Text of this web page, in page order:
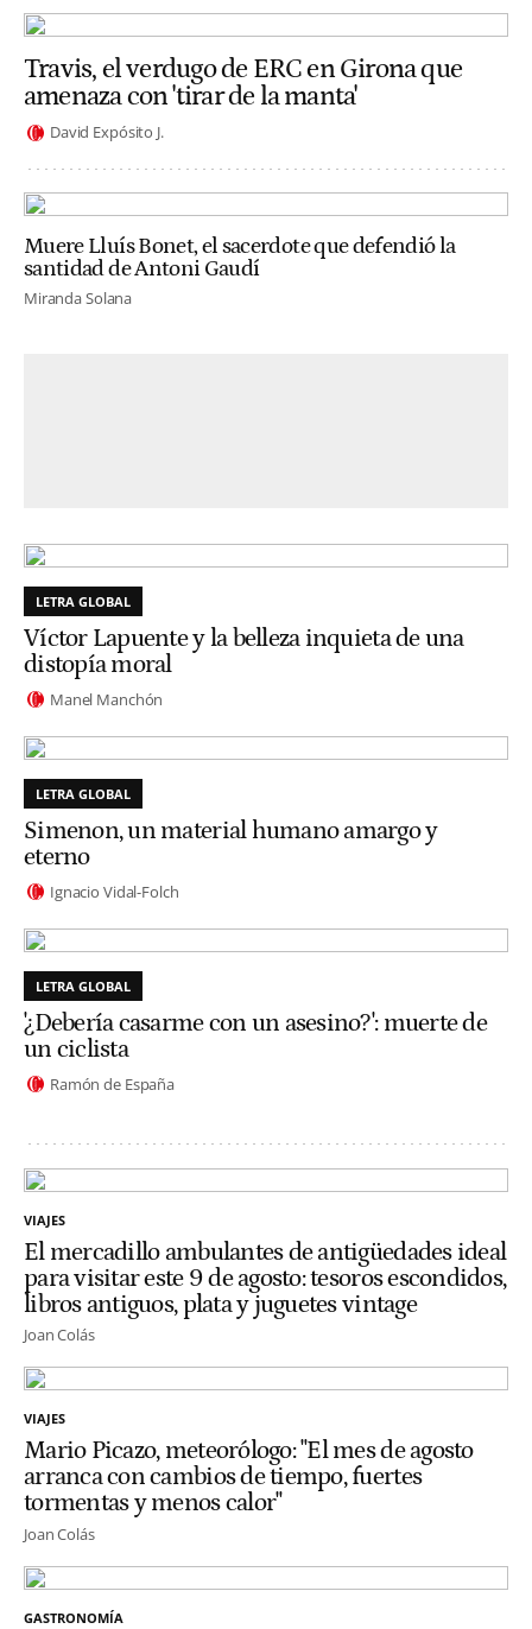
Travis, el verdugo de ERC en Girona que
amenaza con 'tirar de la manta'
David Expósito J.
Muere Lluís Bonet, el sacerdote que defendió la
santidad de Antoni Gaudí
Miranda Solana
LETRA GLOBAL
Víctor Lapuente y la belleza inquieta de una
distopía moral
Manel Manchón
LETRA GLOBAL
Simenon, un material humano amargo y
eterno
Ignacio Vidal-Folch
LETRA GLOBAL
'¿Debería casarme con un asesino?': muerte de
un ciclista
Ramón de España
VIAJES
El mercadillo ambulantes de antigüedades ideal
para visitar este 9 de agosto: tesoros escondidos,
libros antiguos, plata y juguetes vintage
Joan Colás
VIAJES
Mario Picazo, meteorólogo: "El mes de agosto
arranca con cambios de tiempo, fuertes
tormentas y menos calor"
Joan Colás
GASTRONOMÍA